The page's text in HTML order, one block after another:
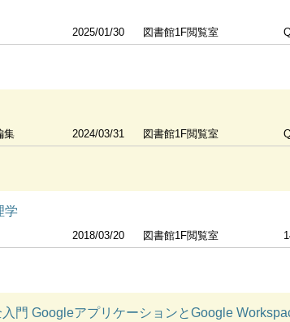
2025/01/30 図書館1F閲覧室
集 2024/03/31 図書館1F閲覧室
学
2018/03/20 図書館1F閲覧室
門 GoogleアプリケーションとGoogle